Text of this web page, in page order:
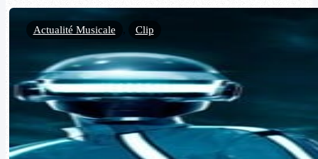
Actualité Musicale , Clip